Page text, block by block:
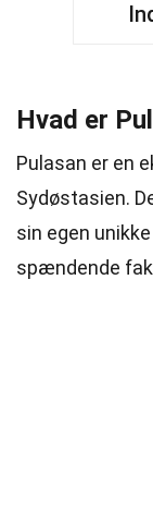
Hvad er
Pulasan er en
Sydøstasien.
sin egen
spændende